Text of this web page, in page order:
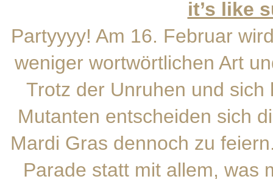
it’s like
Partyyyy! Am 16. Februar
weniger wortwörtlichen Art
Trotz der Unruhen und
Mutanten entscheiden sich
Mardi Gras dennoch zu
Parade statt mit allem, was